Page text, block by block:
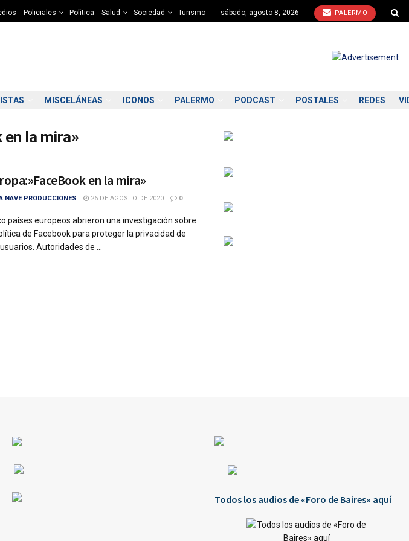
Policiales Polìtica Salud Sociedad Turismo sábado, agosto 8, 2026 PALERMO
MISCELÁNEAS ICONOS PALERMO PODCAST POSTALES REDES
en la mira»
en la mira»
NAVE PRODUCCIONES 26 DE AGOSTO DE 2020 0
países europeos abrieron una investigación sobre
de Facebook para proteger la privacidad de
Autoridades de ...
Todos los audios de «Foro de Baires» aquí